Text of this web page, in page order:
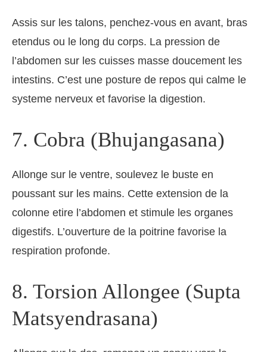
Assis sur les talons, penchez-vous en avant, bras
etendus ou le long du corps. La pression de
l’abdomen sur les cuisses masse doucement les
intestins. C’est une posture de repos qui calme le
systeme nerveux et favorise la digestion.
7. Cobra (Bhujangasana)
Allonge sur le ventre, soulevez le buste en
poussant sur les mains. Cette extension de la
colonne etire l’abdomen et stimule les organes
digestifs. L’ouverture de la poitrine favorise la
respiration profonde.
8. Torsion Allongee (Supta
Matsyendrasana)